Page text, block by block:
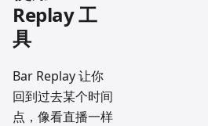
Replay 工
具
Bar Replay 让你
回到过去某个时间
点，像看直播一样